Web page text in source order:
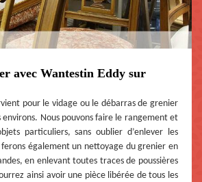
avec Wantestin Eddy sur
pour le vidage ou le débarras de grenier
environs. Nous pouvons faire le rangement et
particuliers, sans oublier d’enlever les
ferons également un nettoyage du grenier en
en enlevant toutes traces de poussières
ainsi avoir une pièce libérée de tous les